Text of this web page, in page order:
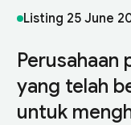
Listing 25 June
Perusahaan
yang telah
untuk